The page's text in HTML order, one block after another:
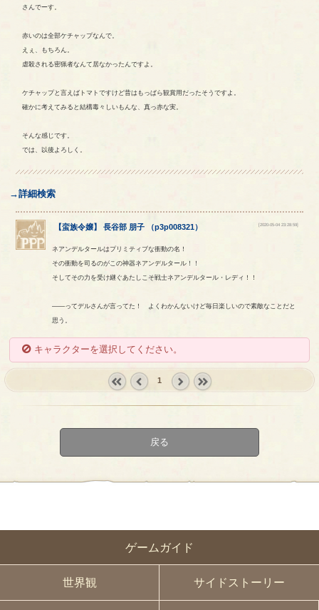
ゲームガイド
世界観 サイドストーリー
さんでーす。
赤いのは全部ケチャップなんで。
えぇ、もちろん。
虐殺される密猟者なんて居なかったんですよ。
ケチャップと言えばトマトですけど昔はもっぱら観賞用だったそうですよ。
確かに考えてみると結構毒々しいもんな、真っ赤な実。
そんな感じです。
では、以後よろしく。
→詳細検索
【蛮族令嬢】長谷部 朋子 （p3p008321） [2020-05-04 23:28:59]
ネアンデルタールはプリミティブな衝動の名！
その衝動を司るのがこの神器ネアンデルタール！！
そしてその力を受け継ぐあたしこそ戦士ネアンデルタール・レディ！！
――ってデルさんが言ってた！ よくわかんないけど毎日楽しいので素敵なことだと
思う。
キャラクターを選択してください。
1
戻る